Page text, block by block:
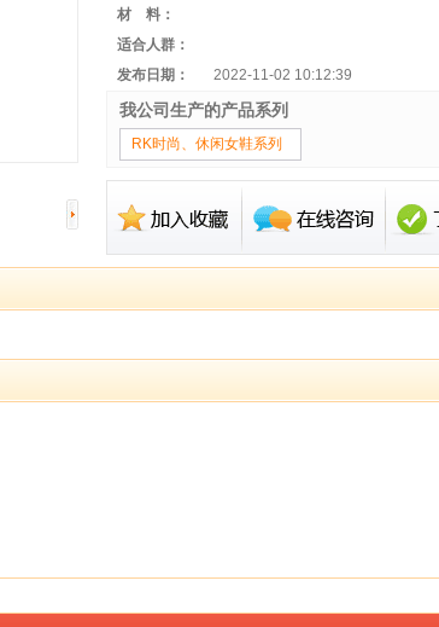
材 料：
适合人群：
发布日期：
2022-11-02 10:12:39
我公司生产的产品系列
RK时尚、休闲女鞋系列